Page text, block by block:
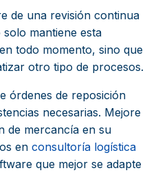
de una revisión continua
mantiene esta
todo momento, sino que
otro tipo de procesos.
órdenes de reposición
necesarias. Mejore
de mercancía en su
en consultoría logística
que mejor se adapte